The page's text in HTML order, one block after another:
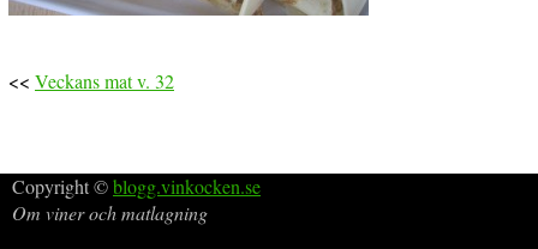
<< Veckans mat v. 32
Copyright ©blogg.vinkocken.se
Om viner och matlagning